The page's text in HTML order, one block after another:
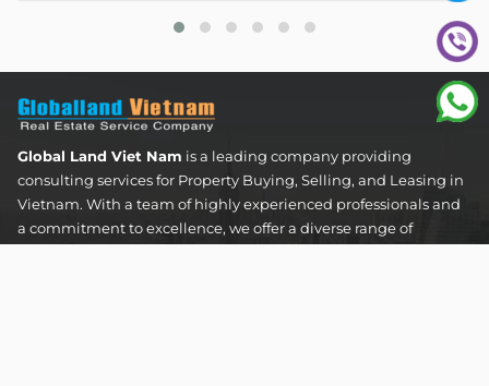
Global Land Viet Nam is a leading company providing
consulting services for Property Buying, Selling, and Leasing in
Vietnam. With a team of highly experienced professionals and
a commitment to excellence, we offer a diverse range of